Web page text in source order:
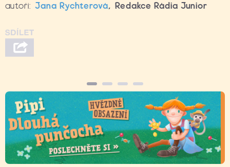
autoři: Jana Rychterová, Redakce Rádia Junior